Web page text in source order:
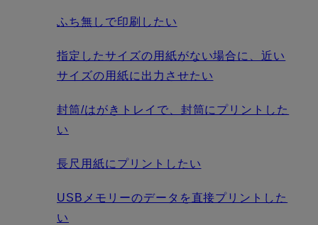
ふち無しで印刷したい
指定したサイズの用紙がない場合に、近い
サイズの用紙に出力させたい
封筒/はがきトレイで、封筒にプリントした
い
長尺用紙にプリントしたい
USBメモリーのデータを直接プリントした
い